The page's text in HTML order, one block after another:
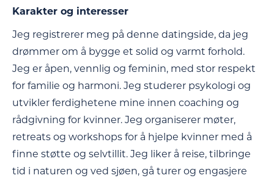
Karakter og interesser
Jeg registrerer meg på denne datingside, da jeg
drømmer om å bygge et solid og varmt forhold.
Jeg er åpen, vennlig og feminin, med stor respekt
for familie og harmoni. Jeg studerer psykologi og
utvikler ferdighetene mine innen coaching og
rådgivning for kvinner. Jeg organiserer møter,
retreats og workshops for å hjelpe kvinner med å
finne støtte og selvtillit. Jeg liker å reise, tilbringe
tid i naturen og ved sjøen, gå turer og engasjere